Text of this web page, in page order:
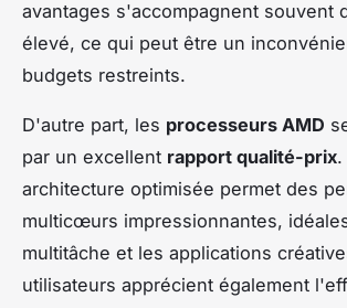
avantages s'accompagnent souvent
élevé, ce qui peut être un
budgets restreints.
D'autre part, les processeurs AMD
par un excellent rapport qualité-prix.
architecture optimisée permet des
multicœurs impressionnantes,
multitâche et les applications
utilisateurs apprécient également